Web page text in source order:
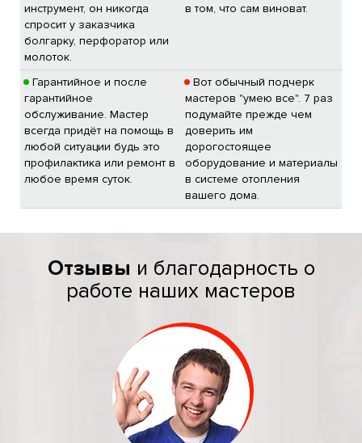
инструмент, он никогда
спросит у заказчика
болгарку, перфоратор или
молоток.
в том, что сам виноват.
Гарантийное и после
гарантийное
обслуживание. Мастер
всегда придёт на помощь в
любой ситуации будь это
профилактика или ремонт в
любое время суток.
Вот обычный подчерк
мастеров "умею все". 7 раз
подумайте прежде чем
доверить им
дорогостоящее
оборудование и материалы
в системе отопления
вашего дома.
Отзывы и благодарность о
работе наших мастеров